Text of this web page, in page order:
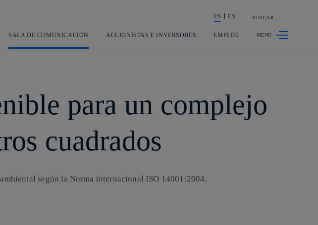
La acción en accionistas e inversores
ES EN BUSCAR
SALA DE COMUNICACIÓN ACCIONISTAS E INVERSORES EMPLEO
para un complejo
cuadrados
según la Norma internacional ISO 14001:2004.